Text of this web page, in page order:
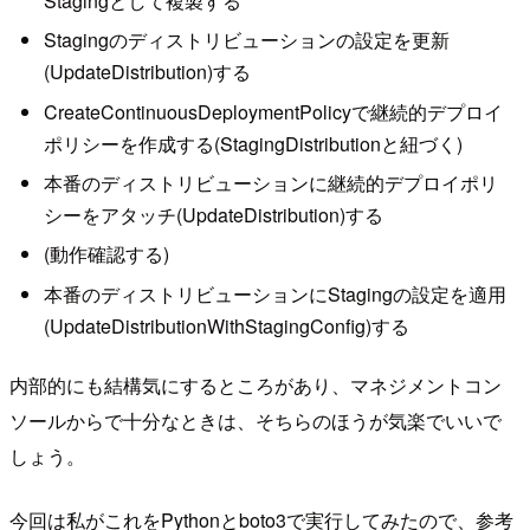
Stagingのディストリビューションの設定を更新
(UpdateDistribution)する
CreateContinuousDeploymentPolicyで継続的デプロイ
ポリシーを作成する(StagingDistributionと紐づく)
本番のディストリビューションに継続的デプロイポリ
シーをアタッチ(UpdateDistribution)する
(動作確認する)
本番のディストリビューションにStagingの設定を適用
(UpdateDistributionWithStagingConfig)する
内部的にも結構気にするところがあり、マネジメントコン
ソールからで十分なときは、そちらのほうが気楽でいいで
しょう。
今回は私がこれをPythonとboto3で実行してみたので、参考